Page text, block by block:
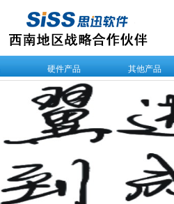
硬件产品 其他产品